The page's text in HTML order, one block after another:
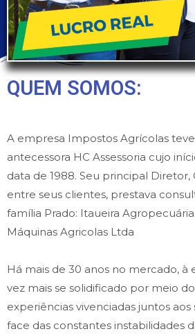
QUEM SOMOS:
A empresa Impostos Agrícolas
antecessora HC Assessoria cujo
data de 1988. Seu principal Diretor,
entre seus clientes, prestava
família Prado: Itaueira
Máquinas Agricolas Ltda
Há mais de 30 anos no mercado,
vez mais se solidificado por meio
experiências vivenciadas juntos
face das constantes instabilidades